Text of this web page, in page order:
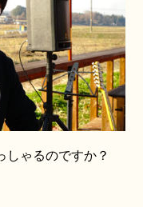
しゃるのですか？